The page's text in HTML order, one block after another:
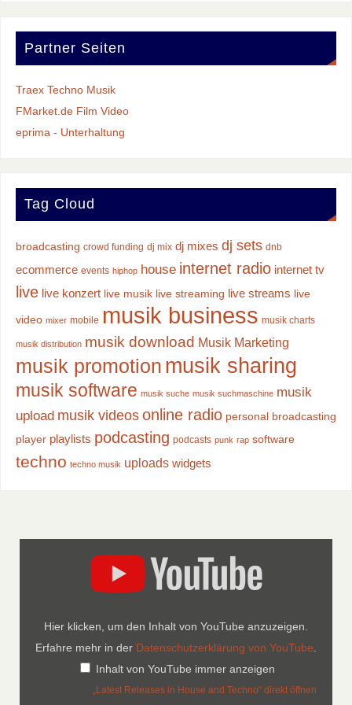
Partner Seiten
Traex Techno Musik
FMarket.de Film Video
eprima - Unterhaltung
Tag Cloud
broadcasting crowd funding dj mix dj mixes dj sets dnb
ecommerce events hiphop house internet radio internet tv
live live konzert live musik live streaming live streams live
video mixer mobile musik business musik charts
musik distribution musik download Musik Marketing
musik promotion musik sharing
musik software musik suche musik suchmaschine musik
upload musik videos online radio personal broadcasting
player playlists podcasting podcasts punk rap software
techno techno musik uploads widgets
Hier klicken, um den Inhalt von YouTube anzuzeigen.
Erfahre mehr in der Datenschutzerklärung von YouTube
Inhalt von YouTube immer anzeigen
„Latest Releases in House and Techno“ direkt öffnen